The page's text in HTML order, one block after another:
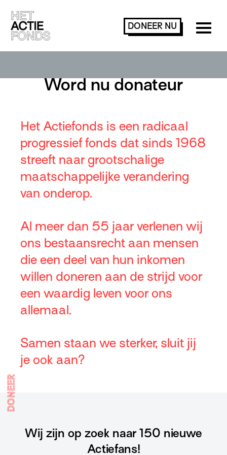
DONEER NU
Word nu donateur
Het Actiefonds is een radicaal
progressief fonds dat sinds 1968
streeft naar grootschalige
maatschappelijke verandering
van onderop.
Al meer dan 55 jaar verlenen wij
ons bestaansrecht aan mensen
die een deel van hun inkomen
willen doneren aan de strijd voor
een waardig leven voor ons
allemaal.
Samen staan we sterker, sluit jij
je ook aan?
DONEER
Wij zijn op zoek naar 150 nieuwe
Actiefans!